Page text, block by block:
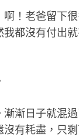
！老爸留下很
我都沒有付出
漸日子就混
有耗盡，只